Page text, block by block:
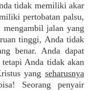
tidak memiliki akar
pertobatan palsu,
mengambil jalan yang
tinggi, Anda tidak
benar. Anda dapat
Anda tidak akan
yang seharusnya
Seorang penyair